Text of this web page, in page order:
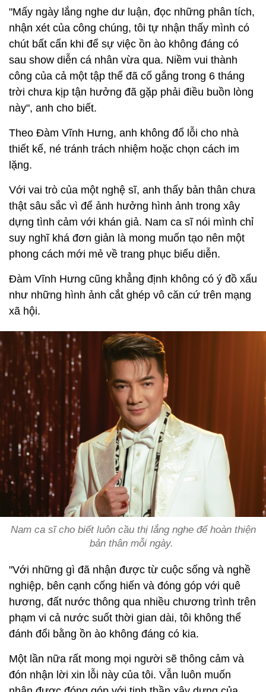
"Mấy ngày lắng nghe dư luận, đọc những phân tích,
nhận xét của công chúng, tôi tự nhận thấy mình có
chút bất cẩn khi để sự việc ồn ào không đáng có
sau show diễn cá nhân vừa qua. Niềm vui thành
công của cả một tập thể đã cố gắng trong 6 tháng
trời chưa kịp tận hưởng đã gặp phải điều buồn lòng
này", anh cho biết.
Theo Đàm Vĩnh Hưng, anh không đổ lỗi cho nhà
thiết kế, né tránh trách nhiệm hoặc chọn cách im
lặng.
Với vai trò của một nghệ sĩ, anh thấy bản thân chưa
thật sâu sắc vì để ảnh hưởng hình ảnh trong xây
dựng tình cảm với khán giả. Nam ca sĩ nói mình chỉ
suy nghĩ khá đơn giản là mong muốn tạo nên một
phong cách mới mẻ về trang phục biểu diễn.
Đàm Vĩnh Hưng cũng khẳng định không có ý đồ xấu
như những hình ảnh cắt ghép vô căn cứ trên mạng
xã hội.
Nam ca sĩ cho biết luôn cầu thị lắng nghe để hoàn thiện
bản thân mỗi ngày.
"Với những gì đã nhận được từ cuộc sống và nghề
nghiệp, bên cạnh cống hiến và đóng góp với quê
hương, đất nước thông qua nhiều chương trình trên
phạm vi cả nước suốt thời gian dài, tôi không thể
đánh đổi bằng ồn ào không đáng có kia.
Một lần nữa rất mong mọi người sẽ thông cảm và
đón nhận lời xin lỗi này của tôi. Vẫn luôn muốn